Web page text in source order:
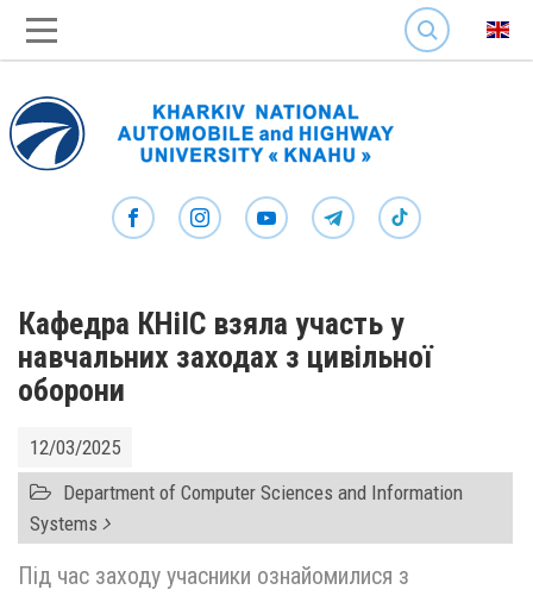
SEARCH
Кафедра КНіІС взяла участь у
навчальних заходах з цивільної
оборони
12/03/2025
Department of Computer Sciences and Information
Systems
Під час заходу учасники ознайомилися з